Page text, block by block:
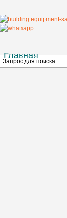
Главная